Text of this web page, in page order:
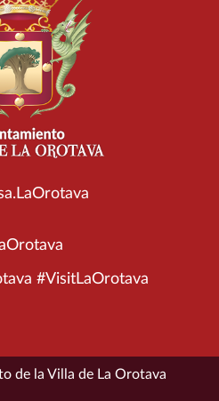
#VisitLaOrotava
de la Villa de La Orotava